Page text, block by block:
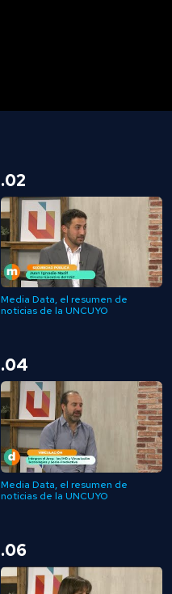
.02
Media Data, el resumen de
noticias de la UNCUYO
.04
Media Data, el resumen de
noticias de la UNCUYO
.06